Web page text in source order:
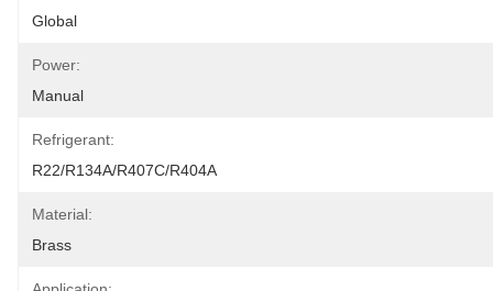
Global
Power:
Manual
Refrigerant:
R22/R134A/R407C/R404A
Material:
Brass